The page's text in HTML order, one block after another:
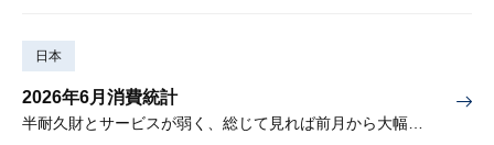
日本
2026年6月消費統計